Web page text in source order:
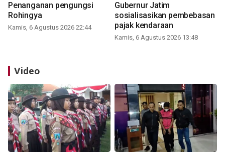
Penanganan pengungsi
Rohingya
Kamis, 6 Agustus 2026 22:44
Gubernur Jatim
sosialisasikan pembebasan
pajak kendaraan
Kamis, 6 Agustus 2026 13:48
Video